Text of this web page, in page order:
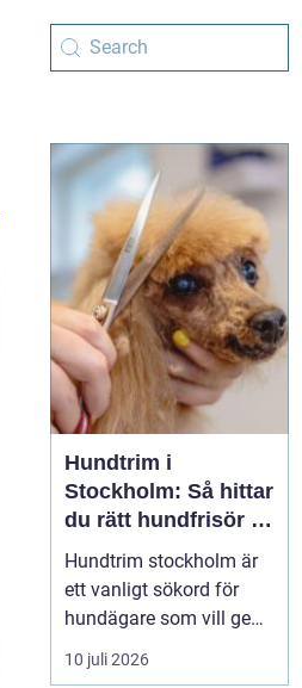
Hundtrim i
Stockholm: Så hittar
du rätt hundfrisör i
huvudstaden
Hundtrim stockholm är
ett vanligt sökord för
hundägare som vill ge
sin hund professionell
pälsvård i en trygg miljö.
10 juli 2026